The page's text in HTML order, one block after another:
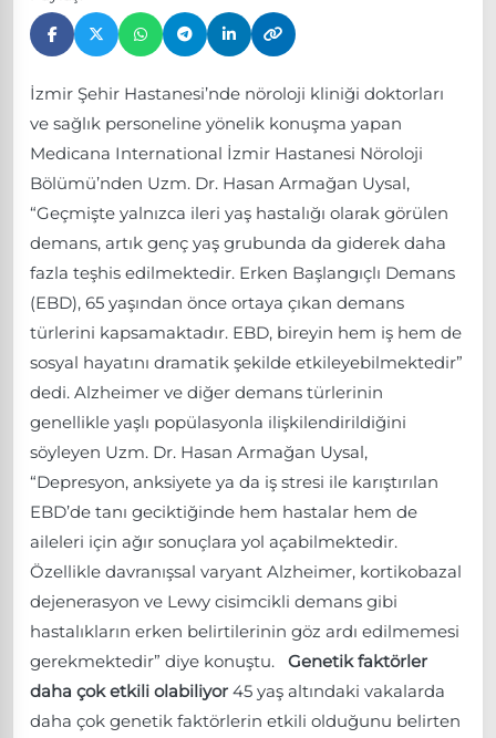
İzmir Şehir Hastanesi’nde nöroloji kliniği doktorları
ve sağlık personeline yönelik konuşma yapan
Medicana International İzmir Hastanesi Nöroloji
Bölümü’nden Uzm. Dr. Hasan Armağan Uysal,
“Geçmişte yalnızca ileri yaş hastalığı olarak görülen
demans, artık genç yaş grubunda da giderek daha
fazla teşhis edilmektedir. Erken Başlangıçlı Demans
(EBD), 65 yaşından önce ortaya çıkan demans
türlerini kapsamaktadır. EBD, bireyin hem iş hem de
sosyal hayatını dramatik şekilde etkileyebilmektedir”
dedi. Alzheimer ve diğer demans türlerinin
genellikle yaşlı popülasyonla ilişkilendirildiğini
söyleyen Uzm. Dr. Hasan Armağan Uysal,
“Depresyon, anksiyete ya da iş stresi ile karıştırılan
EBD’de tanı geciktiğinde hem hastalar hem de
aileleri için ağır sonuçlara yol açabilmektedir.
Özellikle davranışsal varyant Alzheimer, kortikobazal
dejenerasyon ve Lewy cisimcikli demans gibi
hastalıkların erken belirtilerinin göz ardı edilmemesi
gerekmektedir” diye konuştu. Genetik faktörler
daha çok etkili olabiliyor 45 yaş altındaki vakalarda
daha çok genetik faktörlerin etkili olduğunu belirten